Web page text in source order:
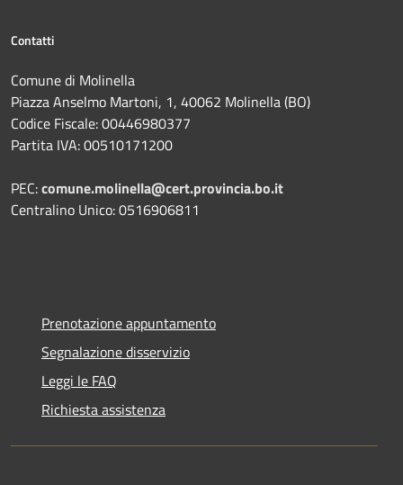
Contatti
Comune di Molinella
Piazza Anselmo Martoni, 1, 40062 Molinella (BO)
Codice Fiscale: 00446980377
Partita IVA: 00510171200
PEC:comune.molinella@cert.provincia.bo.it
Centralino Unico: 0516906811
Prenotazione appuntamento
Segnalazione disservizio
Leggi le FAQ
Richiesta assistenza